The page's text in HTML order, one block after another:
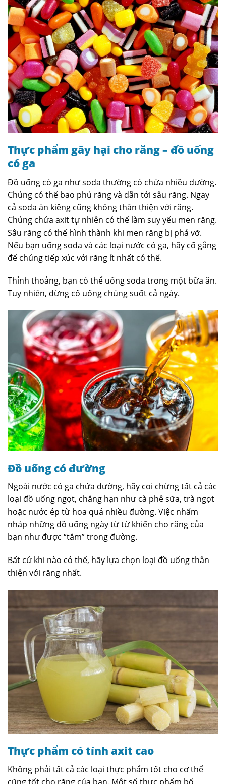
Thực phẩm gây hại cho răng – đồ uống
có ga
Đồ uống có ga như soda thường có chứa nhiều đường.
Chúng có thể bao phủ răng và dẫn tới sâu răng. Ngay
cả soda ăn kiêng cũng không thân thiện với răng.
Chúng chứa axit tự nhiên có thể làm suy yếu men răng.
Sâu răng có thể hình thành khi men răng bị phá vỡ.
Nếu bạn uống soda và các loại nước có ga, hãy cố gắng
để chúng tiếp xúc với răng ít nhất có thể.
Thỉnh thoảng, bạn có thể uống soda trong một bữa ăn.
Tuy nhiên, đừng cố uống chúng suốt cả ngày.
Đồ uống có đường
Ngoài nước có ga chứa đường, hãy coi chừng tất cả các
loại đồ uống ngọt, chẳng hạn như cà phê sữa, trà ngọt
hoặc nước ép từ hoa quả nhiều đường. Việc nhấm
nháp những đồ uống ngày từ từ khiến cho răng của
bạn như được “tắm” trong đường.
Bất cứ khi nào có thể, hãy lựa chọn loại đồ uống thân
thiện với răng nhất.
Thực phẩm có tính axit cao
Không phải tất cả các loại thực phẩm tốt cho cơ thể